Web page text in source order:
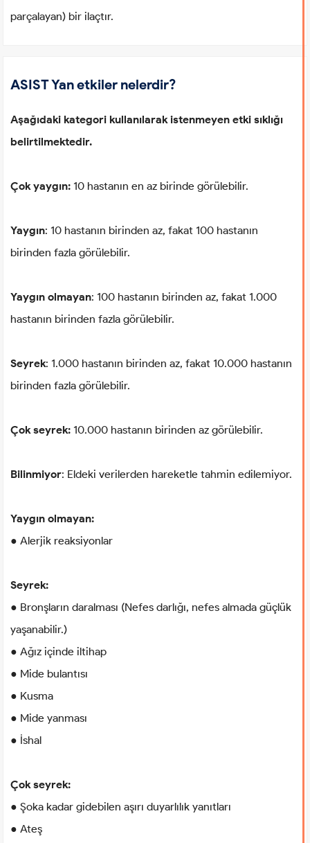
parçalayan) bir ilaçtır.
ASIST Yan etkiler nelerdir?
Aşağıdaki kategori kullanılarak istenmeyen etki sıklığı
belirtilmektedir.
Çok yaygın: 10 hastanın en az birinde görülebilir.
Yaygın: 10 hastanın birinden az, fakat 100 hastanın
birinden fazla görülebilir.
Yaygın olmayan: 100 hastanın birinden az, fakat 1.000
hastanın birinden fazla görülebilir.
Seyrek: 1.000 hastanın birinden az, fakat 10.000 hastanın
birinden fazla görülebilir.
Çok seyrek: 10.000 hastanın birinden az görülebilir.
Bilinmiyor: Eldeki verilerden hareketle tahmin edilemiyor.
Yaygın olmayan:
● Alerjik reaksiyonlar
Seyrek:
● Bronşların daralması (Nefes darlığı, nefes almada güçlük
yaşanabilir.)
● Ağız içinde iltihap
● Mide bulantısı
● Kusma
● Mide yanması
● İshal
Çok seyrek:
● Şoka kadar gidebilen aşırı duyarlılık yanıtları
● Ateş